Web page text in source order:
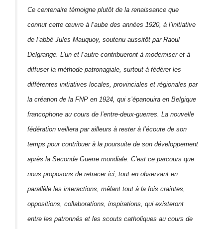
Ce centenaire témoigne plutôt de la renaissance que
connut cette œuvre à l’aube des années 1920, à l’initiative
de l’abbé Jules Mauquoy, soutenu aussitôt par Raoul
Delgrange. L’un et l’autre contribueront à moderniser et à
diffuser la méthode patronagiale, surtout à fédérer les
différentes initiatives locales, provinciales et régionales par
la création de la FNP en 1924, qui s’épanouira en Belgique
francophone au cours de l’entre-deux-guerres. La nouvelle
fédération veillera par ailleurs à rester à l’écoute de son
temps pour contribuer à la poursuite de son développement
après la Seconde Guerre mondiale. C’est ce parcours que
nous proposons de retracer ici, tout en observant en
parallèle les interactions, mêlant tout à la fois craintes,
oppositions, collaborations, inspirations, qui existeront
entre les patronnés et les scouts catholiques au cours de